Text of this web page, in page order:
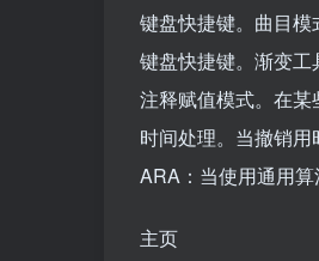
键盘快捷键。曲目模
键盘快捷键。渐变工
注释赋值模式。在某
时间处理。当撤销用
ARA：当使用通用
主页